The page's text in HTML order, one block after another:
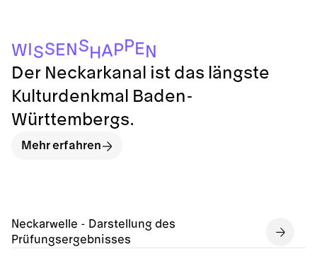
Neckarwelle - Darstellung des
Prüfungsergebnisses
W SSE N SHAPPEN
Der Neckarkanal ist das längste
Kulturdenkmal Baden-
Württembergs.
Mehr erfahren